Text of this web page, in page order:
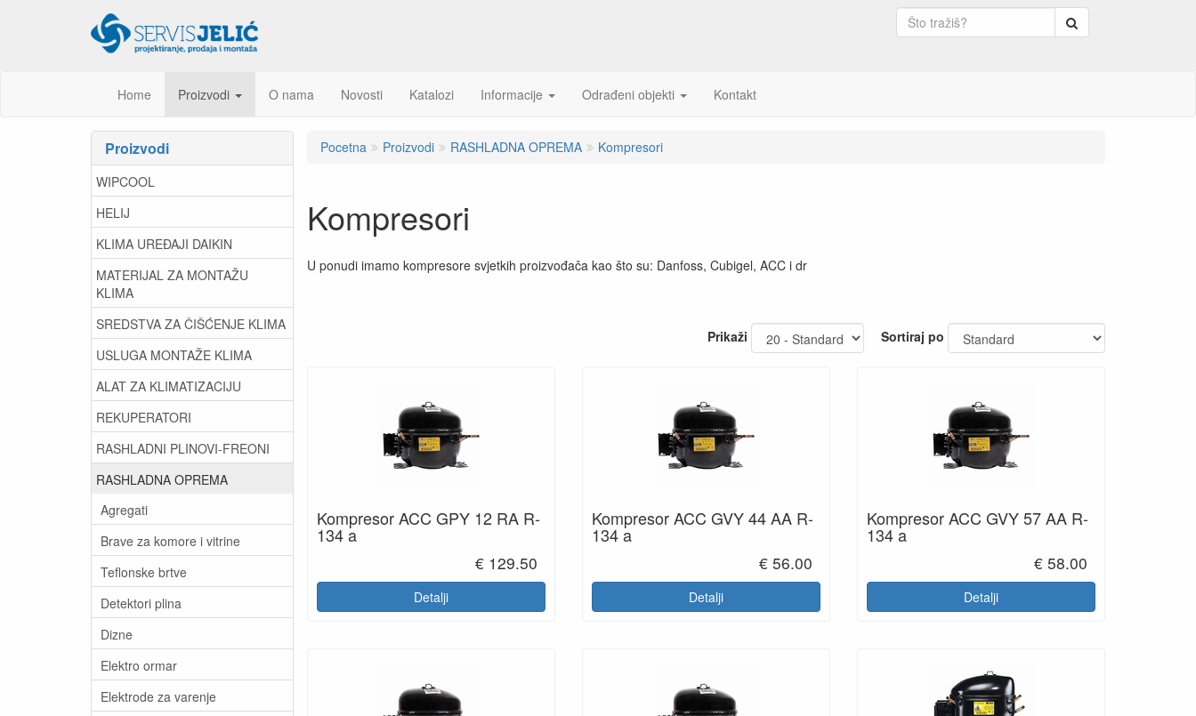
Home Proizvodi O nama Novosti Katalozi Informacije Odrađeni objekti Kontakt
Pocetna Proizvodi RASHLADNA OPREMA Kompresori
Kompresori
U ponudi imamo kompresore svjetkih proizvođača kao što su: Danfoss, Cubigel, ACC i dr
Prikaži Sortiraj po
Kompresor ACC GPY 12 RA R-
134 a
€ 129.50
Detalji
Kompresor ACC GVY 44 AA R-
134 a
€ 56.00
Detalji
Kompresor ACC GVY 57 AA R-
134 a
€ 58.00
Detalji
Proizvodi
WIPCOOL
HELIJ
KLIMA UREĐAJI DAIKIN
MATERIJAL ZA MONTAŽU
KLIMA
SREDSTVA ZA ČIŠĆENJE KLIMA
USLUGA MONTAŽE KLIMA
ALAT ZA KLIMATIZACIJU
REKUPERATORI
RASHLADNI PLINOVI-FREONI
RASHLADNA OPREMA
Agregati
Brave za komore i vitrine
Teflonske brtve
Detektori plina
Dizne
Elektro ormar
Elektrode za varenje